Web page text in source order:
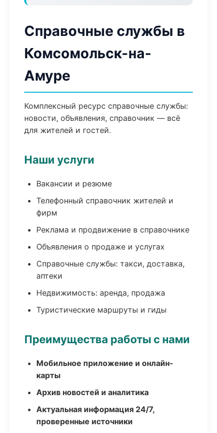
Справочные службы в
Комсомольск-на-
Амуре
Комплексный ресурс справочные службы:
новости, объявления, справочник — всё
для жителей и гостей.
Наши услуги
Вакансии и резюме
Телефонный справочник жителей и
фирм
Реклама и продвижение в справочнике
Объявления о продаже и услугах
Справочные службы: такси, доставка,
аптеки
Недвижимость: аренда, продажа
Туристические маршруты и гиды
Преимущества работы с нами
Мобильное приложение и онлайн-
карты
Архив новостей и аналитика
Актуальная информация 24/7,
проверенные источники